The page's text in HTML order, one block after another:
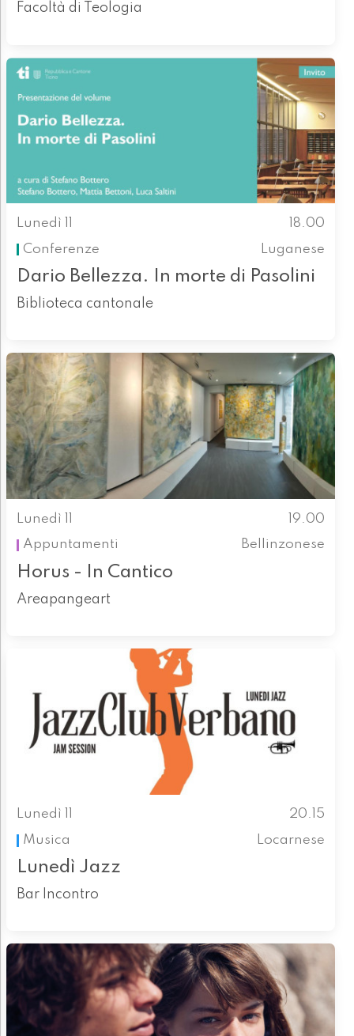
Facoltà di Teologia
Lunedì 11
18.00
Conferenze
Luganese
Dario Bellezza. In morte di Pasolini
Biblioteca cantonale
Lunedì 11
19.00
Appuntamenti
Bellinzonese
Horus - In Cantico
Areapangeart
Lunedì 11
20.15
Musica
Locarnese
Lunedì Jazz
Bar Incontro